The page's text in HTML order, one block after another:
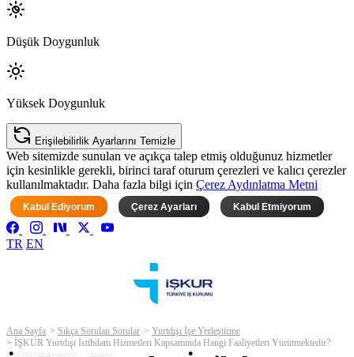
Düşük Doygunluk
Yüksek Doygunluk
Erişilebilirlik Ayarlarını Temizle
Web sitemizde sunulan ve açıkça talep etmiş olduğunuz hizmetler
için kesinlikle gerekli, birinci taraf oturum çerezleri ve kalıcı çerezler
kullanılmaktadır. Daha fazla bilgi için Çerez Aydınlatma Metni
Kabul Ediyorum Çerez Ayarları Kabul Etmiyorum
TR EN
Ana Sayfa Sıkça Sorulan Sorular
Yurtdışı İşe Yerleştirme
İŞKUR Yurtdışı İstihdam Hizmetleri Kapsamında Hangi Faaliyetleri Yürütmektedir?